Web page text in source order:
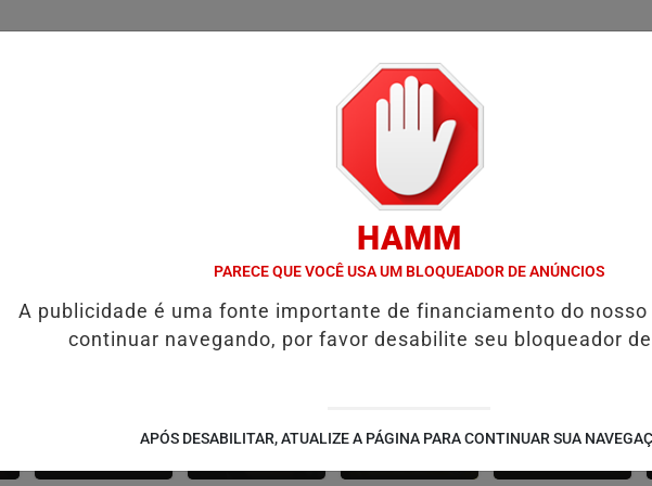
CONTATO / PUBLICIDADES LEGAIS
CONTAS PÚBLICAS OPERAÇÃO POLICIAL PRENDE EMPRESÁRIO SUSPEITO DE
CONTEÚDO
PATROCINADO
ESPORTES
CÂMARA DOS
HAMM
PARECE QUE VOCÊ USA UM BLOQUEADOR DE ANÚNCIOS
A publicidade é uma fonte importante de financiamento do nosso
continuar navegando, por favor desabilite seu bloqueador
APÓS DESABILITAR, ATUALIZE A PÁGINA PARA CONTINUAR SUA